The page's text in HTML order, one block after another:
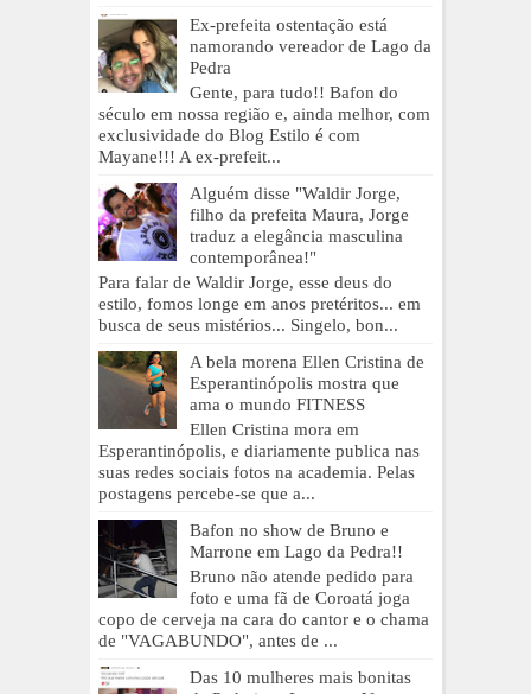
Ex-prefeita ostentação está
namorando vereador de Lago da
Pedra
Gente, para tudo!! Bafon do
século em nossa região e, ainda melhor, com
exclusividade do Blog Estilo é com
Mayane!!! A ex-prefeit...
Alguém disse "Waldir Jorge,
filho da prefeita Maura, Jorge
traduz a elegância masculina
contemporânea!"
Para falar de Waldir Jorge, esse deus do
estilo, fomos longe em anos pretéritos... em
busca de seus mistérios... Singelo, bon...
A bela morena Ellen Cristina de
Esperantinópolis mostra que
ama o mundo FITNESS
Ellen Cristina mora em
Esperantinópolis, e diariamente publica nas
suas redes sociais fotos na academia. Pelas
postagens percebe-se que a...
Bafon no show de Bruno e
Marrone em Lago da Pedra!!
Bruno não atende pedido para
foto e uma fã de Coroatá joga
copo de cerveja na cara do cantor e o chama
de "VAGABUNDO", antes de ...
Das 10 mulheres mais bonitas